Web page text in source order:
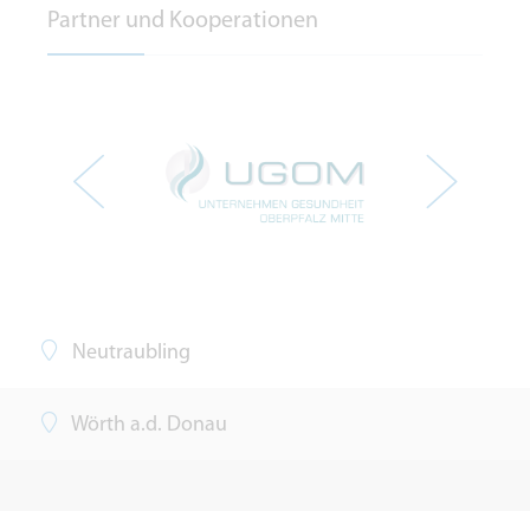
Partner und Kooperationen
Neutraubling
Wörth a.d. Donau